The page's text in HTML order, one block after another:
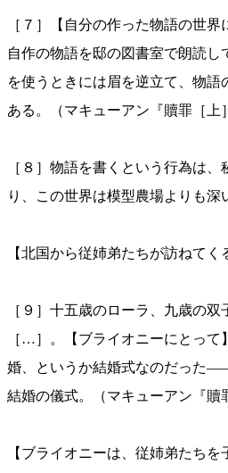
［７］【自分の作った物語の世界
自作の物語を邸の図書室で朗読
を使うときには眉を逆立て、物
ある。（マキューアン『贖罪［上
［８］物語を書くという行為は
り、この世界は模型農場よりも深
【北国から従姉弟たちが訪ねて
［９］十五歳のローラ、九歳の
［…］。【ブライオニーにとっ
婚、というか結婚式なのだった
結婚の儀式。（マキューアン『贖
【ブライオニーは、従姉弟たち